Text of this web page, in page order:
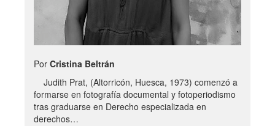
Por Cristina Beltrán
Judith Prat, (Altorricón, Huesca, 1973) comenzó a
formarse en fotografía documental y fotoperiodismo
tras graduarse en Derecho especializada en
derechos…